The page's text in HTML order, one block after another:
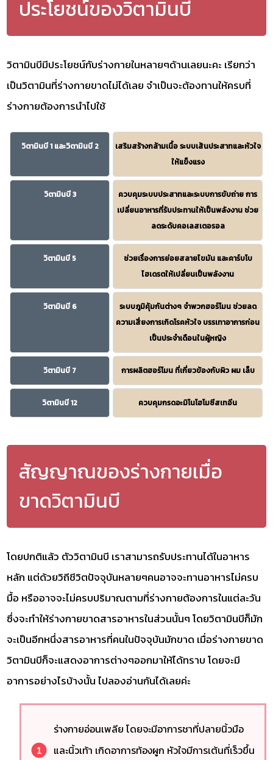
ประโยชน์ของวิตามินบี
วิตามินบีมีประโยชน์กับร่างกายในหลายๆด้านเลยนะคะ เรียกว่า
เป็นวิตามินที่ร่างกายขาดไม่ได้เลย จำเป็นจะต้องทานให้ครบที่
ร่างกายต้องการนำไปใช้
วิตามินบี 1 และวิตามินบี 2
เสริมสร้างกล้ามเนื้อ ระบบเส้นประสาทและหัวใจ
ให้แข็งแรง
วิตามินบี 3
ควบคุมระบบประสาทและระบบการขับถ่าย การ
เปลี่ยนอาหารที่รับประทานให้เป็นพลังงาน ช่วย
ลดระดับคอเลสเตอรอล
วิตามินบี 5
ช่วยเรื่องการย่อยสลายไขมัน และคาร์บโบ
ไฮเดรตให้เปลี่ยนเป็นพลังงาน
วิตามินบี 6
ระบบภูมิคุ้มกันต่างๆ จำพวกฮอร์โมน ช่วยลด
ความเสี่ยงการเกิดโรคหัวใจ บรรเทาอาการก่อน
เป็นประจำเดือนในผู้หญิง
วิตามินบี 7 การผลิตฮอร์โมน ที่เกี่ยวข้องกับผิว ผม เล็บ
วิตามินบี 12 ควบคุมกรดอะมิโนโฮโมซีสเทอีน
สัญญาณของร่างกายเมื่อ
ขาดวิตามินบี
โดยปกติแล้ว ตัววิตามินบี เราสามารถรับประทานได้ในอาหาร
หลัก แต่ด้วยวิถีชีวิตปัจจุบันหลายๆคนอาจจะทานอาหารไม่ครบ
มื้อ หรืออาจจะไม่ครบปริมาณตามที่ร่างกายต้องการในแต่ละวัน
ซึ่งจะทำให้ร่างกายขาดสารอาหารในส่วนนั้นๆ โดยวิตามินบีก็มัก
จะเป็นอีกหนึ่งสารอาหารที่คนในปัจจุบันมักขาด เมื่อร่างกายขาด
วิตามินบีก็จะแสดงอาการต่างๆออกมาให้ได้ทราบ โดยจะมี
อาการอย่างไรบ้างนั้น ไปลองอ่านกันได้เลยค่ะ
ร่างกายอ่อนเพลีย โดยจะมีอาการชาที่ปลายนิ้วมือ
และนิ้วเท้า เกิดอาการท้องผูก หัวใจมีการเต้นที่เร็วขึ้น